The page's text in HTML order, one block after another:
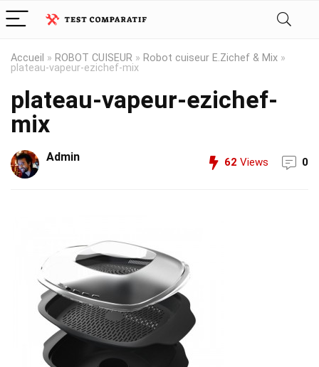
Accueil » ROBOT CUISEUR » Robot cuiseur E.Zichef & Mix »
plateau-vapeur-ezichef-mix
plateau-vapeur-ezichef-
mix
Admin 62 Views 0